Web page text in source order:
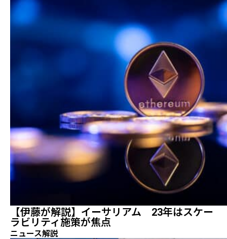
【伊藤が解説】イーサリアム 23年はスケー
ラビリティ施策が焦点
ニュース解説